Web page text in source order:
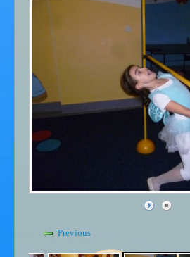
Cjenik usluga
Gdje smo - kontakt
Kućni red
Previous